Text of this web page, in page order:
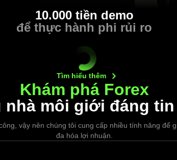
10.000 tiền demo
để thực hành phi rủi ro
Tìm hiểu thêm
Khám phá Forex
nhà môi giới đáng
vậy nên chúng tôi cung cấp nhiều tính năng để
đa hóa lợi nhuận.